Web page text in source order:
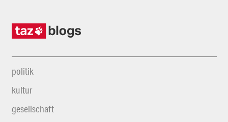
politik
kultur
gesellschaft